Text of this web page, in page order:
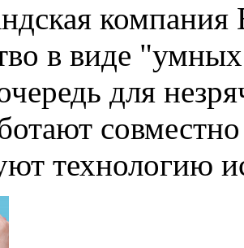
компания
в виде
для
технологию